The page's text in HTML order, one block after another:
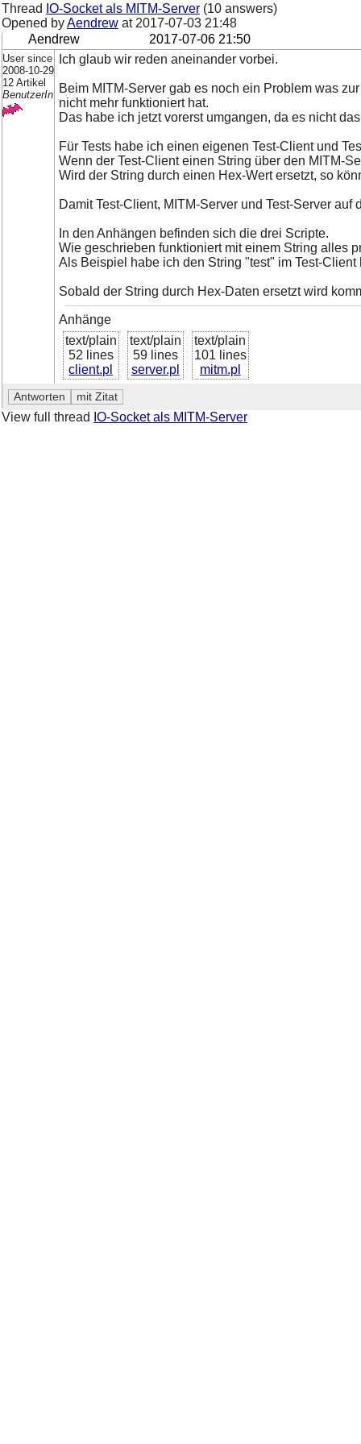
Thread IO-Socket als MITM-Server (10 answers)
Opened byAendrew at 2017-07-03 21:48
Aendrew
2017-07-06 21:50
User since
2008-10-29
12 Artikel
BenutzerIn
Ich glaub wir reden aneinander vorbei.
Beim MITM-Server gab es noch ein Problem was
nicht mehr funktioniert hat.
Das habe ich jetzt vorerst umgangen, da es nicht
Für Tests habe ich einen eigenen Test-Client und
Wenn der Test-Client einen String über den MITM-
Wird der String durch einen Hex-Wert ersetzt, so
Damit Test-Client, MITM-Server und Test-Server
In den Anhängen befinden sich die drei Scripte.
Wie geschrieben funktioniert mit einem String alles
Als Beispiel habe ich den String "test" im Test-Client
Sobald der String durch Hex-Daten ersetzt wird
Anhänge
text/plain
52 lines
client.pl
text/plain
59 lines
server.pl
text/plain
101 lines
mitm.pl
View full thread IO-Socket als MITM-Server